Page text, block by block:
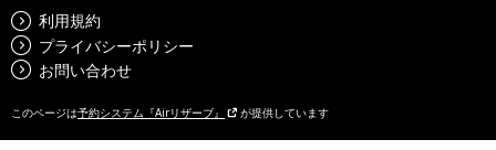
利用規約
プライバシーポリシー
お問い合わせ
このページは予約システム『Airリザーブ』 が提供しています